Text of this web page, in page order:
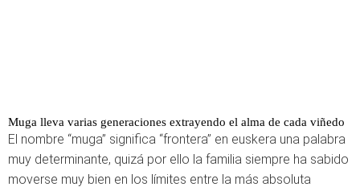
Muga lleva varias generaciones extrayendo el alma de cada viñedo
El nombre “muga” significa “frontera” en euskera una palabra
muy determinante, quizá por ello la familia siempre ha sabido
moverse muy bien en los límites entre la más absoluta